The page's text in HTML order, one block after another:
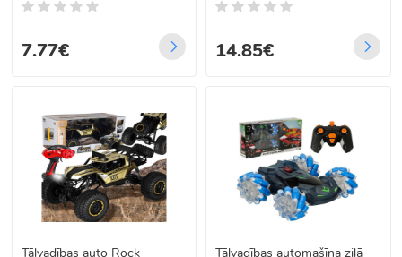
skaņām – ferma, 18cm x
7.77€ 14.85€
Tālvadības auto Rock
Tālvadības automašīna zilā